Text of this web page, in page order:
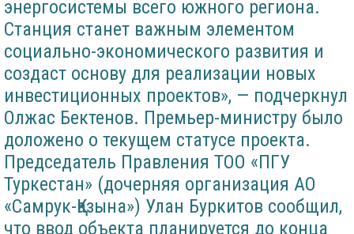
энергосистемы всего южного региона.
Станция станет важным элементом
социально-экономического развития и
создаст основу для реализации новых
инвестиционных проектов», — подчеркнул
Олжас Бектенов. Премьер-министру было
доложено о текущем статусе проекта.
Председатель Правления ТОО «ПГУ
Туркестан» (дочерняя организация АО
«Самрук-Қазына») Улан Буркитов сообщил,
что ввод объекта планируется до конца